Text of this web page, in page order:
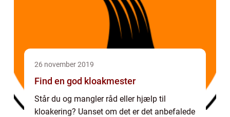
26 november 2019
Find en god kloakmester
Står du og mangler råd eller hjælp til
kloakering? Uanset om det er det anbefalede